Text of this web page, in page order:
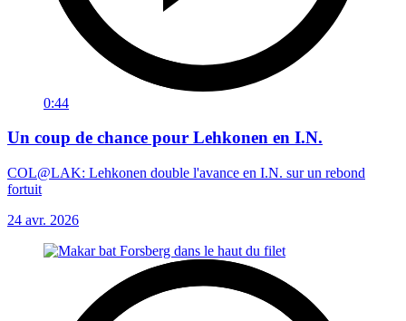
0:44
Un coup de chance pour Lehkonen en I.N.
COL@LAK: Lehkonen double l'avance en I.N. sur un rebond
fortuit
24 avr. 2026